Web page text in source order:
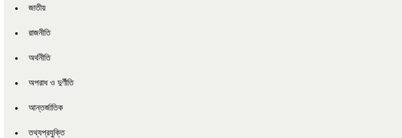
জাতীয়
রাজনীতি
অর্থনীতি
অপরাধ ও দুর্ণীতি
আন্তর্জাতিক
তথ্যপ্রযুক্তি